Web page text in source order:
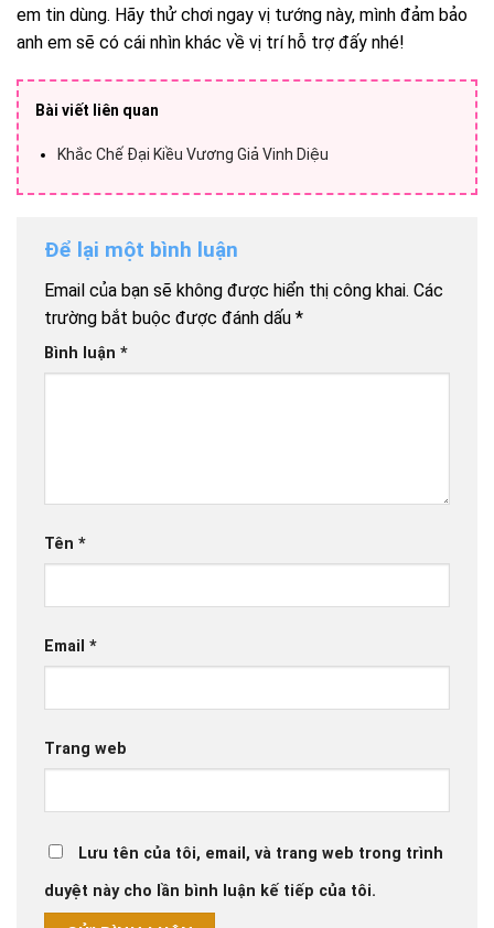
em tin dùng. Hãy thử chơi ngay vị tướng này, mình đảm bảo
anh em sẽ có cái nhìn khác về vị trí hỗ trợ đấy nhé!
Bài viết liên quan
Khắc Chế Đại Kiều Vương Giả Vinh Diệu
Để lại một bình luận
Email của bạn sẽ không được hiển thị công khai. Các
trường bắt buộc được đánh dấu *
Bình luận *
Tên *
Email *
Trang web
Lưu tên của tôi, email, và trang web trong trình
duyệt này cho lần bình luận kế tiếp của tôi.